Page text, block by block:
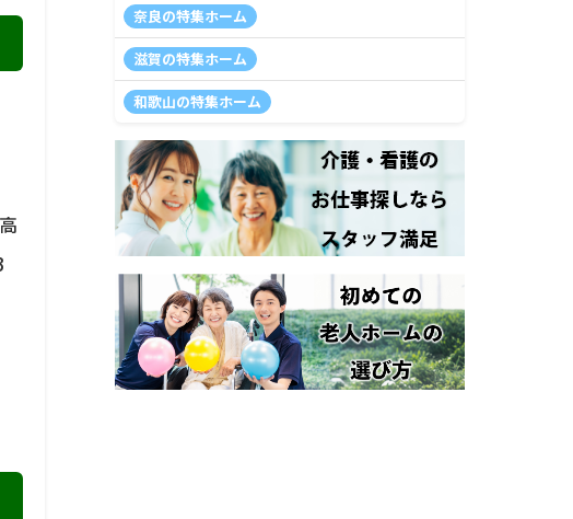
奈良の特集ホーム
滋賀の特集ホーム
和歌山の特集ホーム